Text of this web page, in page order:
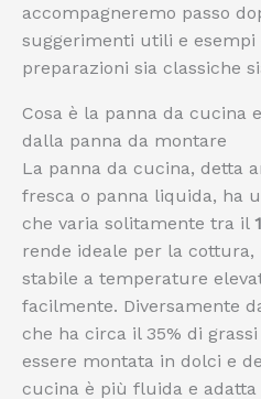
accompagneremo passo
suggerimenti utili e
preparazioni sia classiche
Cosa è la panna da cucina
dalla panna da montare
La panna da cucina, detta
fresca o panna liquida, ha
che varia solitamente tra il
rende ideale per la cottura,
stabile a temperature
facilmente. Diversamente
che ha circa il 35% di
essere montata in dolci e
cucina è più fluida e